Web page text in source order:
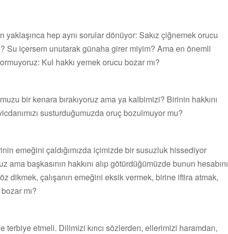
yaklaşınca hep aynı sorular dönüyor: Sakız çiğnemek orucu
Su içersem unutarak günaha girer miyim? Ama en önemli
Kul hakkı yemek orucu bozar mı?
bir kenara bırakıyoruz ama ya kalbimizi? Birinin hakkını
susturduğumuzda oruç bozulmuyor mu?
emeğini çaldığımızda içimizde bir susuzluk hissediyor
başkasının hakkını alıp götürdüğümüzde bunun hesabını
dikmek, çalışanın emeğini eksik vermek, birine iftira atmak,
mı?
etmeli. Dilimizi kırıcı sözlerden, ellerimizi haramdan,